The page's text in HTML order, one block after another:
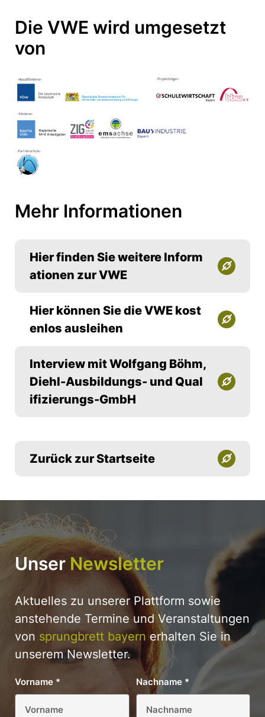
Die VWE wird umgesetzt
von
Mehr Informationen
Hier finden Sie weitere Inform
ationen zur VWE
Hier können Sie die VWE kost
enlos ausleihen
Interview mit Wolfgang Böhm,
Diehl-Ausbildungs- und Qual
ifizierungs-GmbH
Zurück zur Startseite
Unser Newsletter
Aktuelles zu unserer Plattform sowie
anstehende Termine und Veranstaltungen
von sprungbrett bayern erhalten Sie in
unserem Newsletter.
Vorname * Nachname *